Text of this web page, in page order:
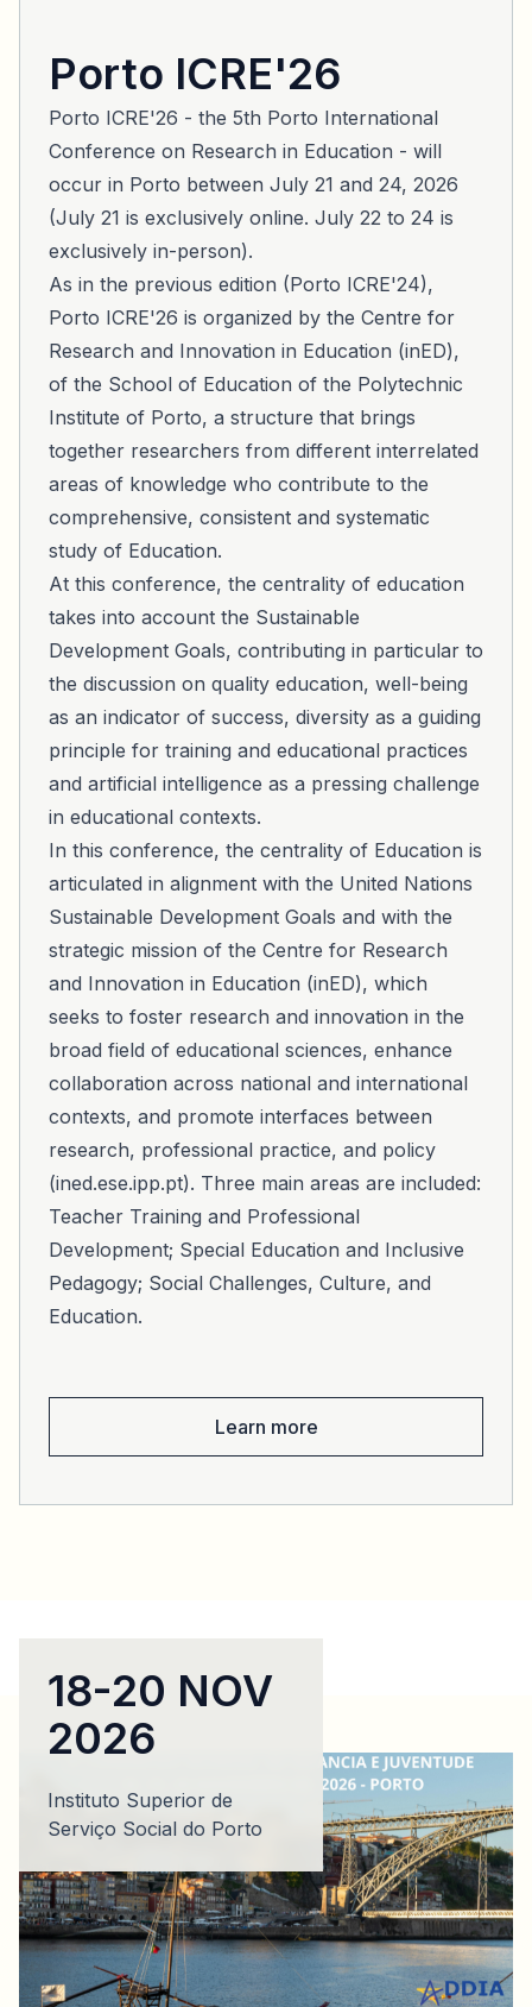
Porto ICRE'26
Porto ICRE'26 - the 5th Porto International
Conference on Research in Education - will
occur in Porto between July 21 and 24, 2026
(July 21 is exclusively online. July 22 to 24 is
exclusively in-person).
As in the previous edition (Porto ICRE'24),
Porto ICRE'26 is organized by the Centre for
Research and Innovation in Education (inED),
of the School of Education of the Polytechnic
Institute of Porto, a structure that brings
together researchers from different interrelated
areas of knowledge who contribute to the
comprehensive, consistent and systematic
study of Education.
At this conference, the centrality of education
takes into account the Sustainable
Development Goals, contributing in particular to
the discussion on quality education, well-being
as an indicator of success, diversity as a guiding
principle for training and educational practices
and artificial intelligence as a pressing challenge
in educational contexts.
In this conference, the centrality of Education is
articulated in alignment with the United Nations
Sustainable Development Goals and with the
strategic mission of the Centre for Research
and Innovation in Education (inED), which
seeks to foster research and innovation in the
broad field of educational sciences, enhance
collaboration across national and international
contexts, and promote interfaces between
research, professional practice, and policy
(ined.ese.ipp.pt). Three main areas are included:
Teacher Training and Professional
Development; Special Education and Inclusive
Pedagogy; Social Challenges, Culture, and
Education.
Learn more
18-20 NOV
2026
Instituto Superior de
Serviço Social do Porto